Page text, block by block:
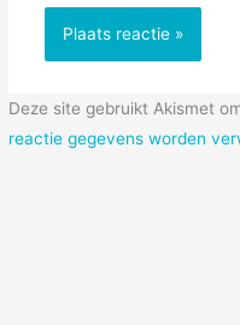
Deze site gebruikt Akismet
reactie gegevens worden